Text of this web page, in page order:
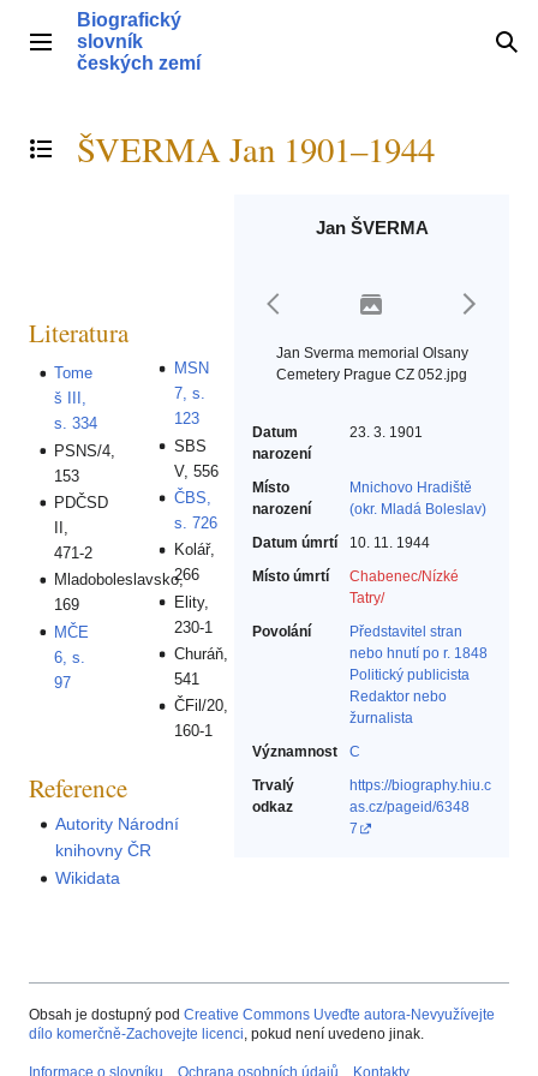
obsahHlavní menu
Biografický
slovník
českých zemí
Přepnout obsah
ŠVERMA Jan 1901–1944
Jan ŠVERMA
Jan Sverma memorial Olsany
Cemetery Prague CZ 052.jpg
Datum
narození
23. 3. 1901
Místo
narození
Mnichovo Hradiště
(okr. Mladá Boleslav)
Datum úmrtí
10. 11. 1944
Místo úmrtí
Chabenec/Nízké
Tatry/
Povolání
Představitel stran
nebo hnutí po r. 1848‎
Politický publicista‎
Redaktor nebo
žurnalista‎
Významnost
C
Trvalý
odkaz
https://biography.hiu.c
as.cz/pageid/6348
7
Literatura
Tome
š III,
s. 334
PSNS/4,
153
PDČSD
471-2
Mladoboleslavsko,
169
MČE
6, s.
97
MSN
7, s.
123
SBS
V, 556
ČBS,
s. 726
Kolář,
266
Elity,
230-1
Churáň,
541
ČFil/20,
160-1
Reference
Autority Národní
knihovny ČR
Wikidata
Obsah je dostupný pod Creative Commons Uveďte autora-Nevyužívejte
dílo komerčně-Zachovejte licenci , pokud není uvedeno jinak.
Informace o slovníku Ochrana osobních údajů Kontakty